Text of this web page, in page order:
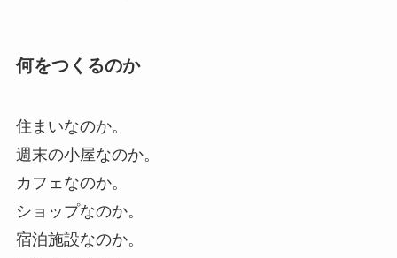
何をつくるのか
住まいなのか。
週末の小屋なのか。
カフェなのか。
ショップなのか。
宿泊施設なのか。